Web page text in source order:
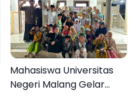
Mahasiswa Universitas
Negeri Malang Gelar